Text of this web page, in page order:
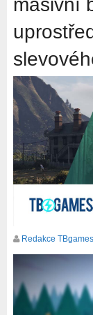
masivní
Redakce